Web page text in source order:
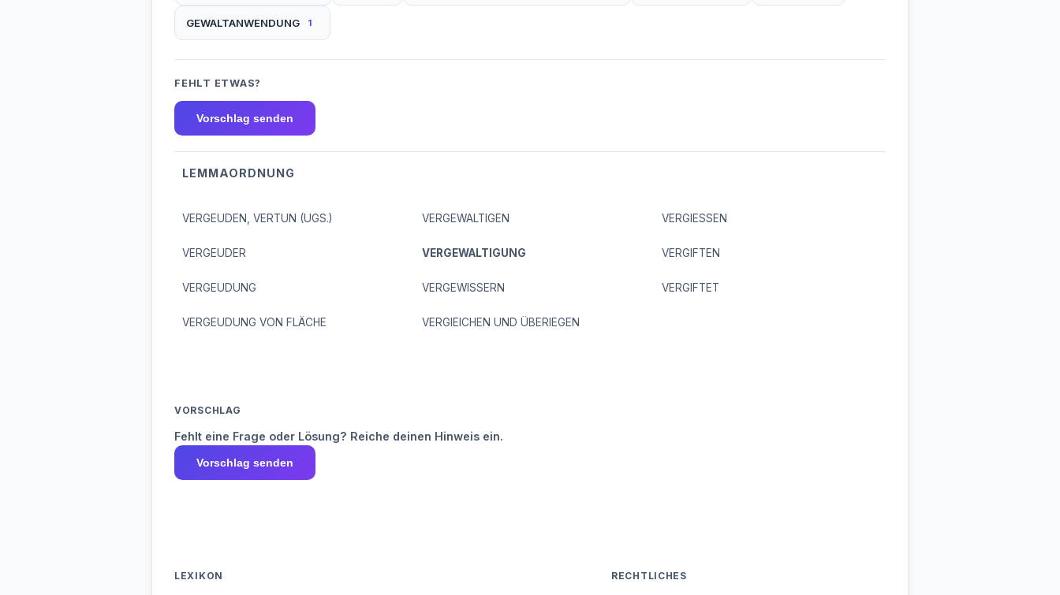
GEWALTANWENDUNG 1
FEHLT ETWAS?
Vorschlag senden
LEMMAORDNUNG
VERGEUDEN, VERTUN (UGS.)
VERGEUDER
VERGEUDUNG
VERGEUDUNG VON FLÄCHE
VERGEWALTIGEN
VERGEWALTIGUNG
VERGEWISSERN
VERGIEICHEN UND ÜBERIEGEN
VERGIESSEN
VERGIFTEN
VERGIFTET
VORSCHLAG
Fehlt eine Frage oder Lösung? Reiche deinen Hinweis ein.
Vorschlag senden
LEXIKON RECHTLICHES